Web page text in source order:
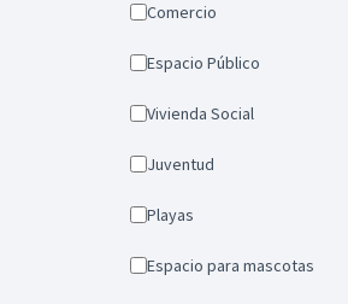
Comercio
Espacio Público
Vivienda Social
Juventud
Playas
Espacio para mascotas